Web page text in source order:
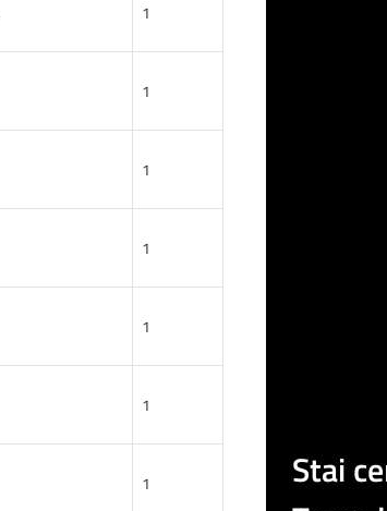
1
1
1
1
1
1
1
Stai